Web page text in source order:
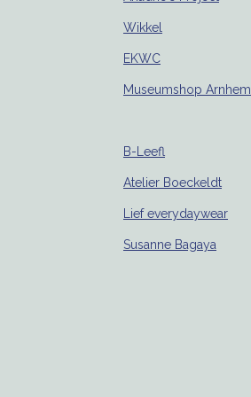
Wikkel
EKWC
Museumshop Arnhem
B-Leefl
Atelier Boeckeldt
Lief everydaywear
Susanne Bagaya